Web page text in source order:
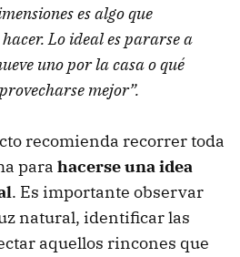
es algo que
Lo ideal es pararse a
uno por la casa o qué
mejor”.
recomienda recorrer toda
para hacerse una idea
. Es importante observar
natural, identificar las
aquellos rincones que